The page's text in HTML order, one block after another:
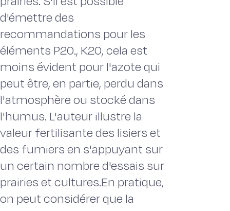
d'émettre des
recommandations pour les
éléments P20., K20, cela est
moins évident pour l'azote qui
peut être, en partie, perdu dans
l'atmosphère ou stocké dans
l'humus. L'auteur illustre la
valeur fertilisante des lisiers et
des fumiers en s'appuyant sur
un certain nombre d'essais sur
prairies et cultures.En pratique,
on peut considérer que la